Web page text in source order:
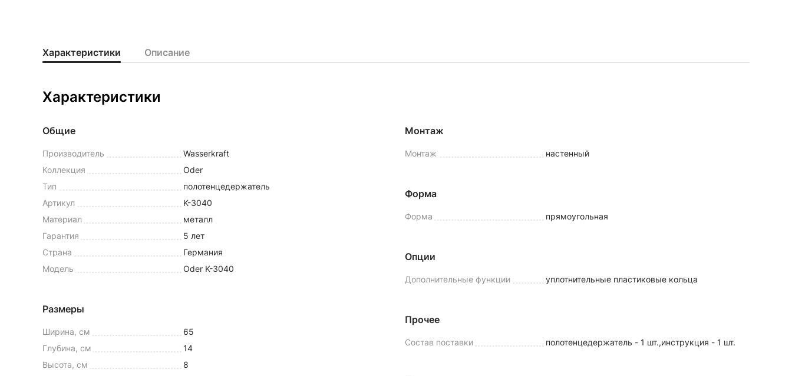
Характеристики Описание
Характеристики
Общие
Производитель
Wasserkraft
Коллекция
Oder
Тип
полотенцедержатель
Артикул
K-3040
Материал
металл
Гарантия
5 лет
Страна
Германия
Модель
Oder K-3040
Размеры
Ширина, см
65
Глубина, см
14
Высота, см
8
Монтаж
Монтаж настенный
Форма
Форма прямоугольная
Опции
Дополнительные функции уплотнительные пластиковые кольца
Прочее
Состав поставки полотенцедержатель - 1 шт.,инструкция - 1 шт.